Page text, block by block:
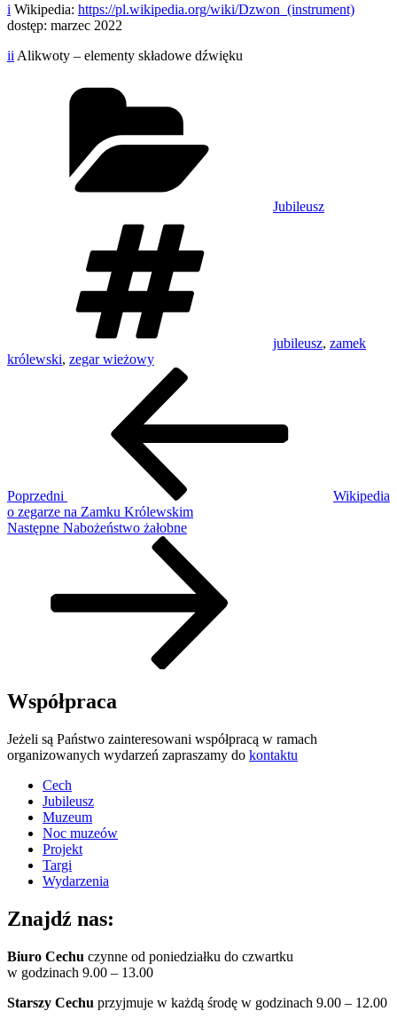
i Wikipedia: https://pl.wikipedia.org/wiki/Dzwon_(instrument)
dostęp: marzec 2022
ii Alikwoty – elementy składowe dźwięku
Jubileusz
jubileusz, zamek
królewski, zegar wieżowy
Poprzedni
Wikipedia
o zegarze na Zamku Królewskim
Następny
Następne Nabożeństwo żałobne
Współpraca
Jeżeli są Państwo zainteresowani współpracą w ramach
organizowanych wydarzeń zapraszamy do kontaktu
Cech
Jubileusz
Muzeum
Noc muzeów
Projekt
Targi
Wydarzenia
Znajdź nas:
Biuro Cechu czynne od poniedziałku do czwartku
w godzinach 9.00 – 13.00
Starszy Cechu przyjmuje w każdą środę w godzinach 9.00 – 12.00